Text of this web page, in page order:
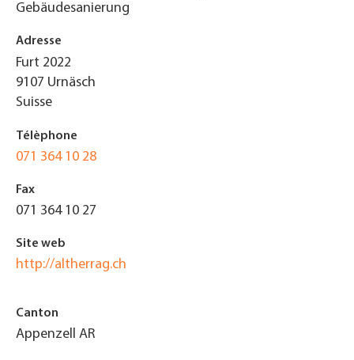
Gebäudesanierung
Adresse
Furt 2022
9107 Urnäsch
Suisse
Télèphone
071 364 10 28
Fax
071 364 10 27
Site web
http://altherrag.ch
Canton
Appenzell AR